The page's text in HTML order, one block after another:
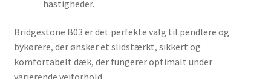
hastigheder.
Bridgestone B03 er det perfekte valg til pendlere og
bykørere, der ønsker et slidstærkt, sikkert og
komfortabelt dæk, der fungerer optimalt under